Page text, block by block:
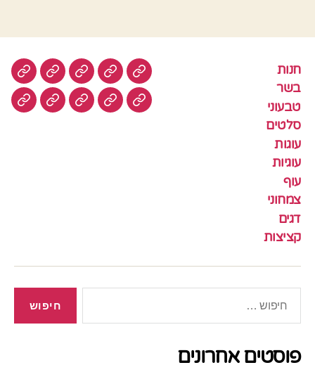
חנות
בשר
טבעוני
סלטים
עוגות
עוגיות
עוף
צמחוני
דגים
קציצות
חנות בשר טבעוניסלטים
עוגיותעוף צמחונידגים
פוסטים אחרונים